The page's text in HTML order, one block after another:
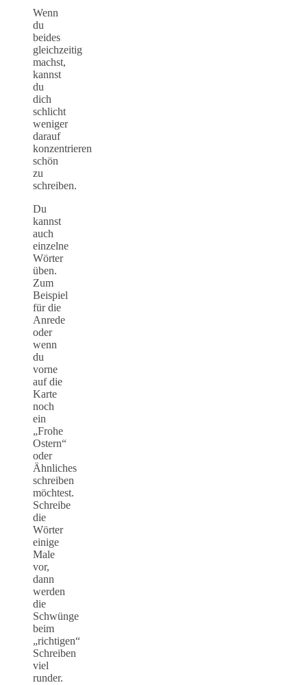
Wenn
du
beides
gleichzeitig
machst,
kannst
du
dich
schlicht
weniger
darauf
konzentrieren
schön
zu
schreiben.
Du
kannst
auch
einzelne
Wörter
üben.
Zum
Beispiel
für die
Anrede
oder
wenn
du
vorne
auf die
Karte
noch
ein
„Frohe
Ostern“
oder
Ähnliches
schreiben
möchtest.
Schreibe
die
Wörter
einige
Male
vor,
dann
werden
die
Schwünge
beim
„richtigen“
Schreiben
viel
runder.